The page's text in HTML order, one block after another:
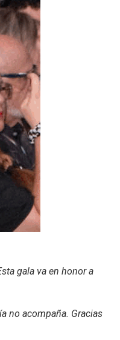
gala va en honor a
no acompaña. Gracias